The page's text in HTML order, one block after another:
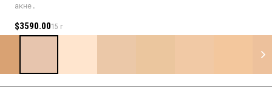
акне.
$3590.0015 г